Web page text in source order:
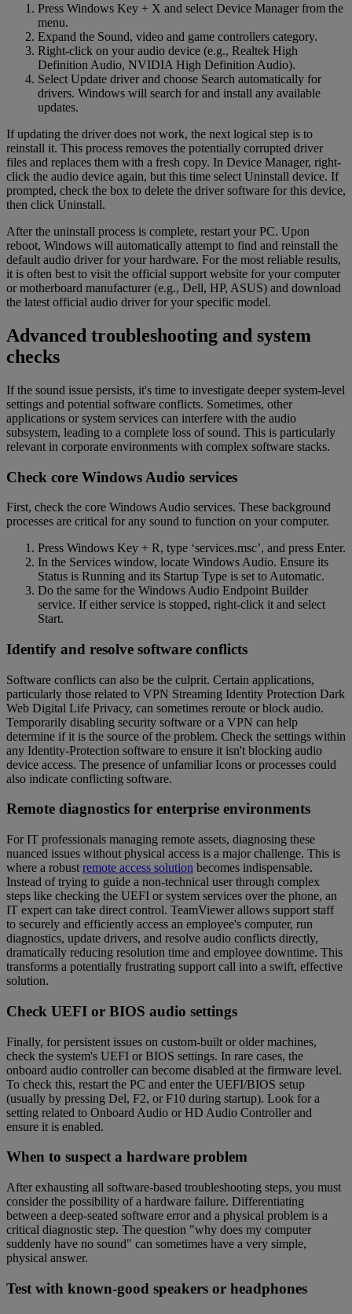
Press Windows Key + X and select Device Manager from the
menu.
Expand the Sound, video and game controllers category.
Right-click on your audio device (e.g., Realtek High
Definition Audio, NVIDIA High Definition Audio).
Select Update driver and choose Search automatically for
drivers. Windows will search for and install any available
updates.
If updating the driver does not work, the next logical step is to
reinstall it. This process removes the potentially corrupted driver
files and replaces them with a fresh copy. In Device Manager, right-
click the audio device again, but this time select Uninstall device. If
prompted, check the box to delete the driver software for this device,
then click Uninstall.
After the uninstall process is complete, restart your PC. Upon
reboot, Windows will automatically attempt to find and reinstall the
default audio driver for your hardware. For the most reliable results,
it is often best to visit the official support website for your computer
or motherboard manufacturer (e.g., Dell, HP, ASUS) and download
the latest official audio driver for your specific model.
Advanced troubleshooting and system
checks
If the sound issue persists, it's time to investigate deeper system-level
settings and potential software conflicts. Sometimes, other
applications or system services can interfere with the audio
subsystem, leading to a complete loss of sound. This is particularly
relevant in corporate environments with complex software stacks.
Check core Windows Audio services
First, check the core Windows Audio services. These background
processes are critical for any sound to function on your computer.
Press Windows Key + R, type ‘services.msc’, and press Enter.
In the Services window, locate Windows Audio. Ensure its
Status is Running and its Startup Type is set to Automatic.
Do the same for the Windows Audio Endpoint Builder
service. If either service is stopped, right-click it and select
Start.
Identify and resolve software conflicts
Software conflicts can also be the culprit. Certain applications,
particularly those related to VPN Streaming Identity Protection Dark
Web Digital Life Privacy, can sometimes reroute or block audio.
Temporarily disabling security software or a VPN can help
determine if it is the source of the problem. Check the settings within
any Identity-Protection software to ensure it isn't blocking audio
device access. The presence of unfamiliar Icons or processes could
also indicate conflicting software.
Remote diagnostics for enterprise environments
For IT professionals managing remote assets, diagnosing these
nuanced issues without physical access is a major challenge. This is
where a robust remote access solution becomes indispensable.
Instead of trying to guide a non-technical user through complex
steps like checking the UEFI or system services over the phone, an
IT expert can take direct control. TeamViewer allows support staff
to securely and efficiently access an employee's computer, run
diagnostics, update drivers, and resolve audio conflicts directly,
dramatically reducing resolution time and employee downtime. This
transforms a potentially frustrating support call into a swift, effective
solution.
Check UEFI or BIOS audio settings
Finally, for persistent issues on custom-built or older machines,
check the system's UEFI or BIOS settings. In rare cases, the
onboard audio controller can become disabled at the firmware level.
To check this, restart the PC and enter the UEFI/BIOS setup
(usually by pressing Del, F2, or F10 during startup). Look for a
setting related to Onboard Audio or HD Audio Controller and
ensure it is enabled.
When to suspect a hardware problem
After exhausting all software-based troubleshooting steps, you must
consider the possibility of a hardware failure. Differentiating
between a deep-seated software error and a physical problem is a
critical diagnostic step. The question "why does my computer
suddenly have no sound" can sometimes have a very simple,
physical answer.
Test with known-good speakers or headphones